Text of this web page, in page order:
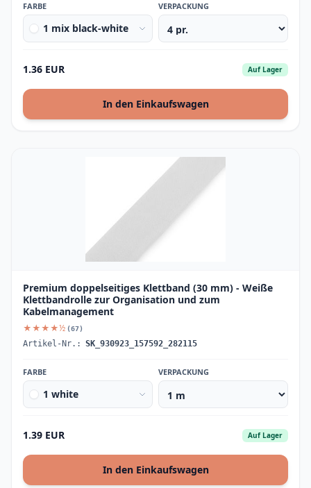
FARBE
1 mix black-white
VERPACKUNG
1.36 EUR Auf Lager
In den Einkaufswagen
Premium doppelseitiges Klettband (30 mm) - Weiße
Klettbandrolle zur Organisation und zum
Kabelmanagement
★★★★½ (67)
Artikel-Nr.: SK_930923_157592_282115
FARBE
1 white
VERPACKUNG
1.39 EUR Auf Lager
In den Einkaufswagen